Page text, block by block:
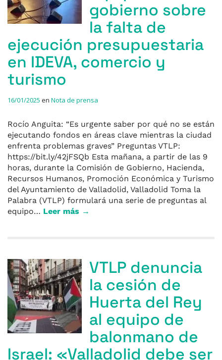
gobierno sobre
la falta de
ejecución presupuestaria
en IDEVA, comercio y
turismo
16/01/2025 en Nota de prensa
Rocío Anguita: “Es urgente saber por qué no se están
ejecutando fondos en áreas clave mientras la ciudad
enfrenta problemas graves” Preguntas VTLP:
https://bit.ly/42jFSQb Esta mañana, a partir de las 9
horas, durante la Comisión de Gobierno, Hacienda,
Recursos Humanos, Promoción Económica y Turismo
del Ayuntamiento de Valladolid, Valladolid Toma la
Palabra (VTLP) formulará una serie de preguntas al
equipo… Leer más →
VTLP denuncia
la cesión de
Huerta del Rey
al equipo de
balonmano de
Israel: «Valladolid debe ser